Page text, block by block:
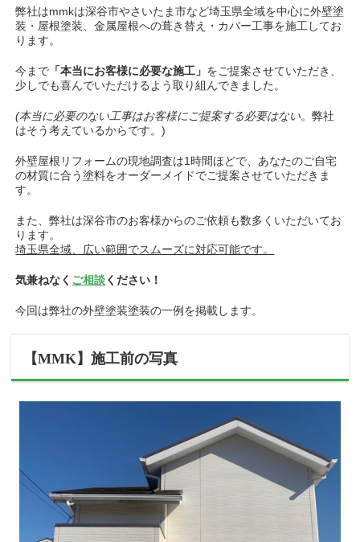
弊社はmmkは深谷市やさいたま市など埼玉県全域を中心に外壁塗
装・屋根塗装、金属屋根への葺き替え・カバー工事を施工してお
ります。
今まで 「本当にお客様に必要な施工」 をご提案させていただき、
少しでも喜んでいただけるよう取り組んできました。
(本当に必要のない工事はお客様にご提案する必要はない。弊社
はそう考えているからです。)
外壁屋根リフォームの現地調査は1時間ほどで、あなたのご自宅
の材質に合う塗料をオーダーメイドでご提案させていただきま
す。
また、弊社は深谷市のお客様からのご依頼も数多くいただいてお
ります。
埼玉県全域、広い範囲でスムーズに対応可能です。
気兼ねなく ご相談ください！
今回は弊社の外壁塗装塗装の一例を掲載します。
【MMK】施工前の写真